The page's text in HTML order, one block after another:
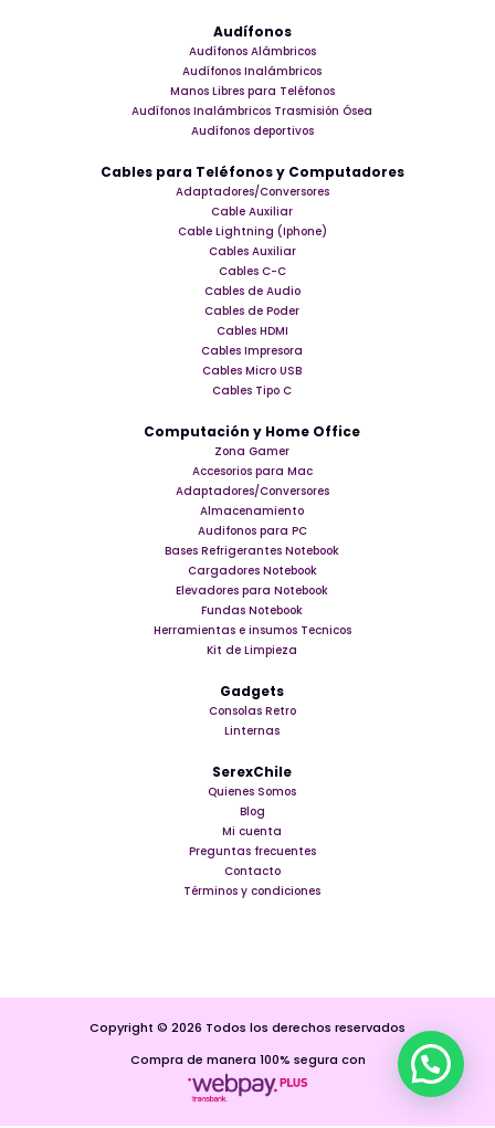
Audífonos
Audífonos Alámbricos
Audífonos Inalámbricos
Manos Libres para Teléfonos
Audífonos Inalámbricos Trasmisión Ósea
Audífonos deportivos
Cables para Teléfonos y Computadores
Adaptadores/Conversores
Cable Auxiliar
Cable Lightning (Iphone)
Cables Auxiliar
Cables C-C
Cables de Audio
Cables de Poder
Cables HDMI
Cables Impresora
Cables Micro USB
Cables Tipo C
Computación y Home Office
Zona Gamer
Accesorios para Mac
Adaptadores/Conversores
Almacenamiento
Audifonos para PC
Bases Refrigerantes Notebook
Cargadores Notebook
Elevadores para Notebook
Fundas Notebook
Herramientas e insumos Tecnicos
Kit de Limpieza
Gadgets
Consolas Retro
Linternas
SerexChile
Quienes Somos
Blog
Mi cuenta
Preguntas frecuentes
Contacto
Términos y condiciones
Copyright © 2026 Todos los derechos reservados
Compra de manera 100% segura con